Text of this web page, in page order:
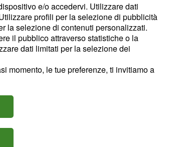
e/o accedervi. Utilizzare dati
profili per la selezione di pubblicità
la selezione di contenuti personalizzati.
il pubblico attraverso statistiche o la
dati limitati per la selezione dei
momento, le tue preferenze, ti invitiamo a